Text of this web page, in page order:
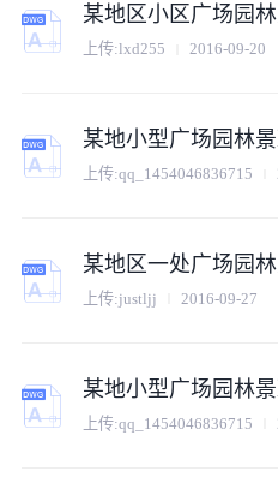
某地区小区广场园
上传:lxd255 2016-09-20
某地小型广场园林
上传:qq_1454046836715
某地区一处广场园
上传:justljj 2016-09-27
某地小型广场园林
上传:qq_1454046836715